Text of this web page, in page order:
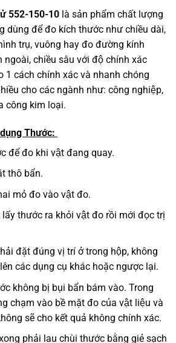
552-150-10 là sản phẩm chất lượng
dùng để đo kích thước như chiều dài,
trụ, vuông hay đo đường kính
ngoài, chiều sâu với độ chính xác
1 cách chính xác và nhanh chóng
cho các ngành như: công nghiệp,
công kim loại.
Thước:
để đo khi vật đang quay.
thô bẩn.
mỏ đo vào vật đo.
lấy thước ra khỏi vật đo rồi mới đọc trị
đặt đúng vị trí ở trong hộp, không
các dụng cụ khác hoặc ngược lại.
không bị bụi bẩn bám vào. Trong
chạm vào bề mặt đo của vật liệu và
sẽ cho kết quả không chính xác.
phải lau chùi thước bằng giẻ sạch